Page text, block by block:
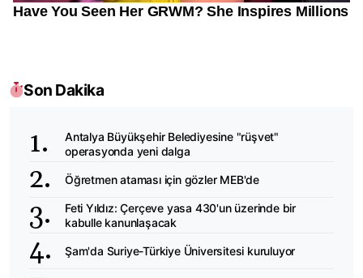
Son Dakika
Antalya Büyükşehir Belediyesine "rüşvet"
operasyonda yeni dalga
Öğretmen ataması için gözler MEB'de
Feti Yıldız: Çerçeve yasa 430'un üzerinde bir
kabulle kanunlaşacak
Şam'da Suriye-Türkiye Üniversitesi kuruluyor